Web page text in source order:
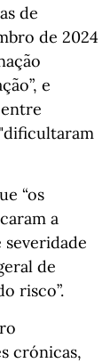
de
de 2024
e
“os
a
de
risco”.
crónicas,